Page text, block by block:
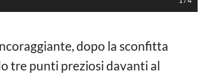
dopo la sconfitta
tre punti preziosi davanti al